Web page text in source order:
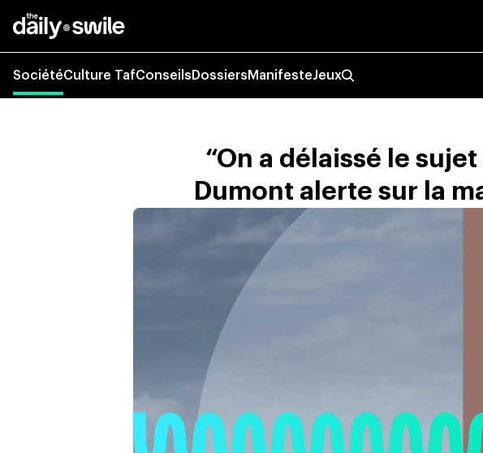
SociétéCulture TafConseils Dossiers ManifesteJeux
“On a délaissé le
Dumont alerte sur la